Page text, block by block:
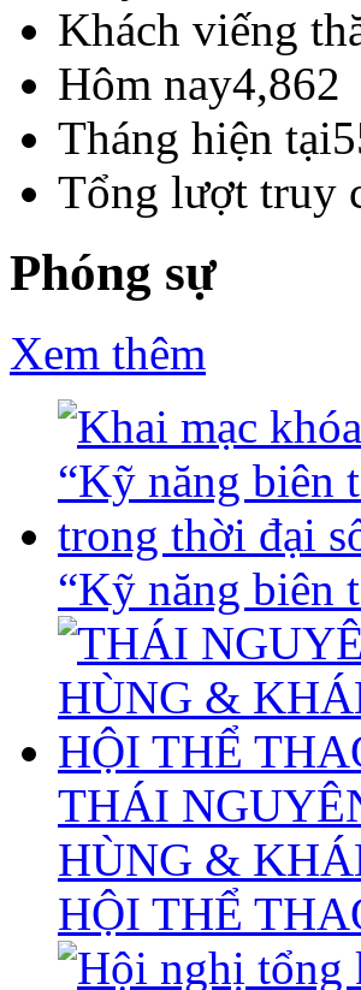
Khách viếng
Hôm nay4,862
Tháng hiện tại
Tổng lượt truy
Phóng sự
Xem thêm
“Kỹ năng biên
THÁI
HÙNG &
HỘI THỂ